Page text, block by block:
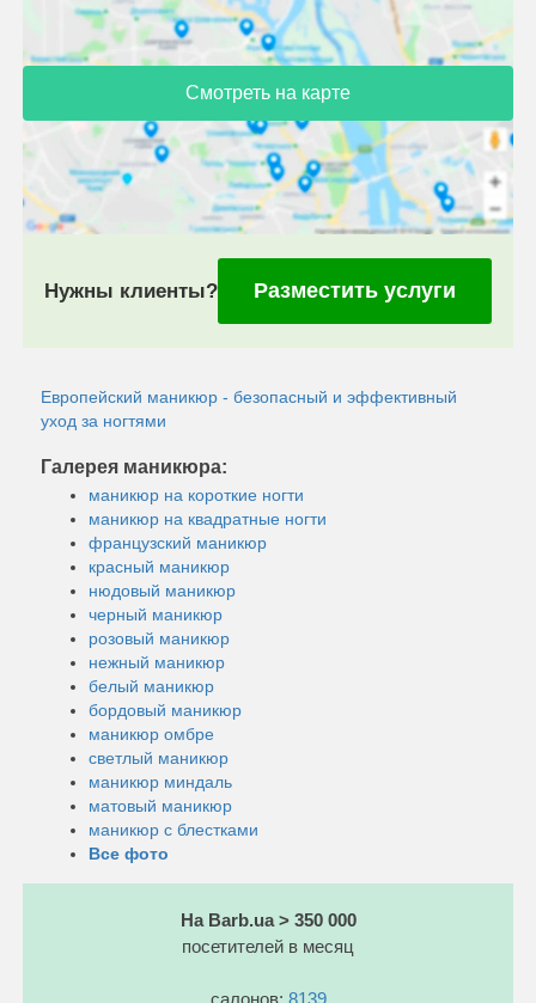
Смотреть на карте
Нужны клиенты? Разместить услуги
Европейский маникюр - безопасный и эффективный
уход за ногтями
Галерея маникюра:
маникюр на короткие ногти
маникюр на квадратные ногти
французский маникюр
красный маникюр
нюдовый маникюр
черный маникюр
розовый маникюр
нежный маникюр
белый маникюр
бордовый маникюр
маникюр омбре
светлый маникюр
маникюр миндаль
матовый маникюр
маникюр с блестками
Все фото
На Barb.ua > 350 000
посетителей в месяц
салонов: 8139